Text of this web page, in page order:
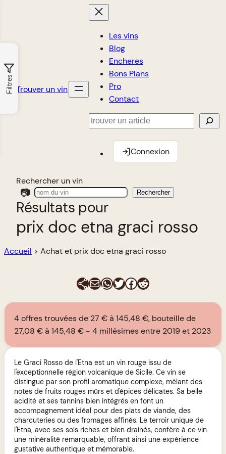
Trouver un vin
Les vins
Blog
Encheres
Bons Plans
Pro
Contact
Rechercher
Connexion
Rechercher un vin
📷 Rechercher
Résultats pour
prix doc etna graci rosso
Accueil > Achat et prix doc etna graci rosso
E-mailWhatsApp
Twitter
Facebook
Reddit
4 offres trouvées de 27 € à 145,48 €, bouteille de
27,08 € à 145,48 €
4 millésimes entre 2019 et 2023
Le Graci Rosso de l'Etna est un vin rouge issu de
l'exceptionnelle région volcanique de Sicile. Ce vin se
distingue par son profil aromatique complexe, mêlant des
notes de fruits rouges mûrs et d'épices délicates. Sa belle
acidité et ses tannins bien intégrés en font un
accompagnement idéal pour des plats de viande, des
charcuteries ou des fromages affinés. Le terroir unique de
l'Etna, avec ses sols riches et bien drainés, confère à ce vin
une minéralité remarquable, offrant ainsi une expérience
gustative authentique et mémorable.
Filtres